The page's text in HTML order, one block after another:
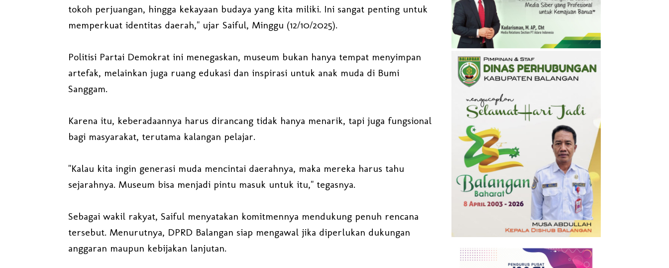
tokoh perjuangan, hingga kekayaan budaya yang kita miliki. Ini sangat penting untuk
memperkuat identitas daerah," ujar Saiful, Minggu (12/10/2025).
Politisi Partai Demokrat ini menegaskan, museum bukan hanya tempat menyimpan
artefak, melainkan juga ruang edukasi dan inspirasi untuk anak muda di Bumi
Sanggam.
Karena itu, keberadaannya harus dirancang tidak hanya menarik, tapi juga fungsional
bagi masyarakat, terutama kalangan pelajar.
"Kalau kita ingin generasi muda mencintai daerahnya, maka mereka harus tahu
sejarahnya. Museum bisa menjadi pintu masuk untuk itu," tegasnya.
Sebagai wakil rakyat, Saiful menyatakan komitmennya mendukung penuh rencana
tersebut. Menurutnya, DPRD Balangan siap mengawal jika diperlukan dukungan
anggaran maupun kebijakan lanjutan.